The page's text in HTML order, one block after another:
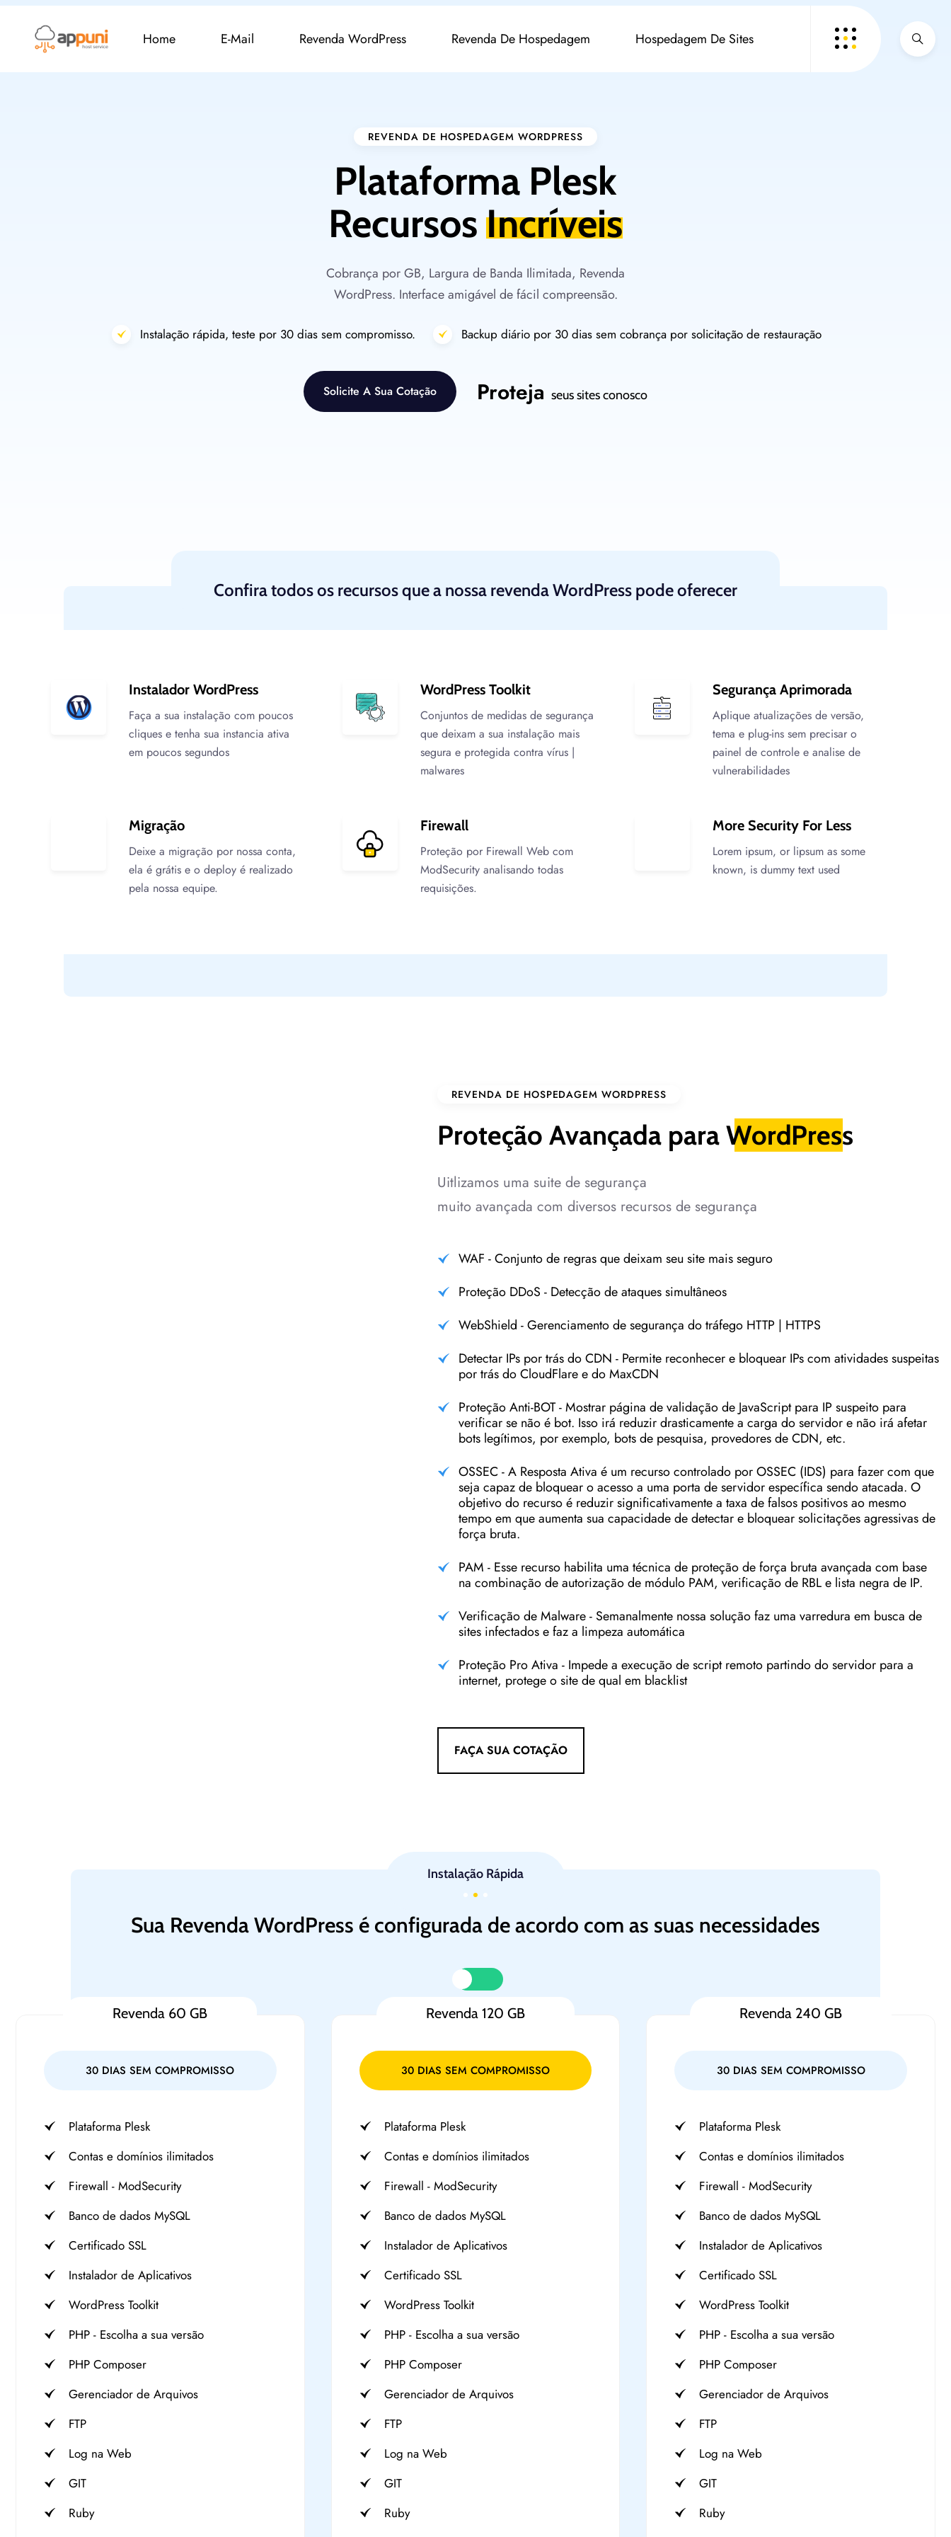
Home E-Mail Revenda WordPress Revenda De Hospedagem Hospedagem De Sites
REVENDA DE HOSPEDAGEM WORDPRESS
Plataforma Plesk
RecursosIncríveis
Cobrança por GB, Largura de Banda Ilimitada, Revenda
WordPress. Interface amigável de fácil compreensão.
Instalação rápida, teste por 30 dias sem compromisso. Backup diário por 30 dias sem cobrança por solicitação de restauração
Solicite A Sua Cotação
Proteja seus sites conosco
Confira todos os recursos que a nossa revenda WordPress pode oferecer
Instalador WordPress
Faça a sua instalação com poucos
cliques e tenha sua instancia ativa
em poucos segundos
WordPress Toolkit
Conjuntos de medidas de segurança
que deixam a sua instalação mais
segura e protegida contra vírus |
malwares
Segurança Aprimorada
Aplique atualizações de versão,
tema e plug-ins sem precisar o
painel de controle e analise de
vulnerabilidades
Migração
Deixe a migração por nossa conta,
ela é grátis e o deploy é realizado
pela nossa equipe.
Firewall
Proteção por Firewall Web com
ModSecurity analisando todas
requisições.
More Security For Less
Lorem ipsum, or lipsum as some
known, is dummy text used
REVENDA DE HOSPEDAGEM WORDPRESS
Proteção Avançada paraWordPress
Uitlizamos uma suite de segurança
muito avançada com diversos recursos de segurança
WAF - Conjunto de regras que deixam seu site mais seguro
Proteção DDoS - Detecção de ataques simultâneos
WebShield - Gerenciamento de segurança do tráfego HTTP | HTTPS
Detectar IPs por trás do CDN - Permite reconhecer e bloquear IPs com atividades suspeitas
por trás do CloudFlare e do MaxCDN
Proteção Anti-BOT - Mostrar página de validação de JavaScript para IP suspeito para
verificar se não é bot. Isso irá reduzir drasticamente a carga do servidor e não irá afetar
bots legítimos, por exemplo, bots de pesquisa, provedores de CDN, etc.
OSSEC - A Resposta Ativa é um recurso controlado por OSSEC (IDS) para fazer com que
seja capaz de bloquear o acesso a uma porta de servidor específica sendo atacada. O
objetivo do recurso é reduzir significativamente a taxa de falsos positivos ao mesmo
tempo em que aumenta sua capacidade de detectar e bloquear solicitações agressivas de
força bruta.
PAM - Esse recurso habilita uma técnica de proteção de força bruta avançada com base
na combinação de autorização de módulo PAM, verificação de RBL e lista negra de IP.
Verificação de Malware - Semanalmente nossa solução faz uma varredura em busca de
sites infectados e faz a limpeza automática
Proteção Pro Ativa - Impede a execução de script remoto partindo do servidor para a
internet, protege o site de qual em blacklist
FAÇA SUA COTAÇÃO
Instalação Rápida
Sua Revenda WordPress é configurada de acordo com as suas necessidades
Revenda 60 GB
30 DIAS SEM COMPROMISSO
Plataforma Plesk
Contas e domínios ilimitados
Firewall - ModSecurity
Banco de dados MySQL
Certificado SSL
Instalador de Aplicativos
WordPress Toolkit
PHP - Escolha a sua versão
PHP Composer
Gerenciador de Arquivos
FTP
Log na Web
GIT
Ruby
Revenda 120 GB
30 DIAS SEM COMPROMISSO
Plataforma Plesk
Contas e domínios ilimitados
Firewall - ModSecurity
Banco de dados MySQL
Instalador de Aplicativos
Certificado SSL
WordPress Toolkit
PHP - Escolha a sua versão
PHP Composer
Gerenciador de Arquivos
FTP
Log na Web
GIT
Ruby
Revenda 240 GB
30 DIAS SEM COMPROMISSO
Plataforma Plesk
Contas e domínios ilimitados
Firewall - ModSecurity
Banco de dados MySQL
Instalador de Aplicativos
Certificado SSL
WordPress Toolkit
PHP - Escolha a sua versão
PHP Composer
Gerenciador de Arquivos
FTP
Log na Web
GIT
Ruby